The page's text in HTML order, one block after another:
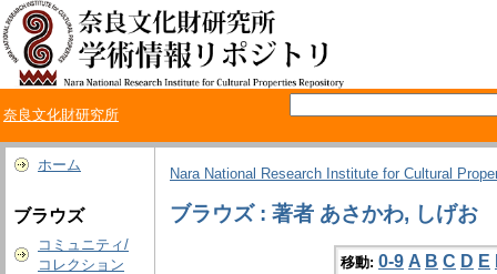
奈良文化財研究所
ホーム
ブラウズ
コミュニティ/
コレクション
Nara National Research Institute for Cultural
ブラウズ : 著者 あさかわ, しげお
移動: 0-9 A B C D E